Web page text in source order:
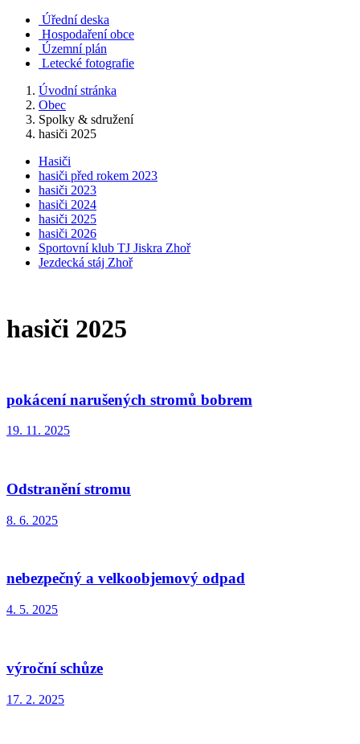
Úřední deska
Hospodaření obce
Územní plán
Letecké fotografie
Úvodní stránka
Obec
Spolky & sdružení
hasiči 2025
Hasiči
hasiči před rokem 2023
hasiči 2023
hasiči 2024
hasiči 2025
hasiči 2026
Sportovní klub TJ Jiskra Zhoř
Jezdecká stáj Zhoř
hasiči 2025
pokácení narušených stromů bobrem
19. 11. 2025
Odstranění stromu
8. 6. 2025
nebezpečný a velkoobjemový odpad
4. 5. 2025
výroční schůze
17. 2. 2025